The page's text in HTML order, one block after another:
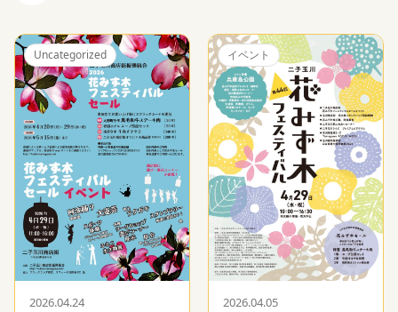
Uncategorized
2026.04.24
イベント
2026.04.05